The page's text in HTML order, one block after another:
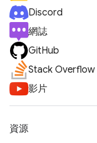
Discord
網誌
GitHub
Stack Overflow
影片
資源